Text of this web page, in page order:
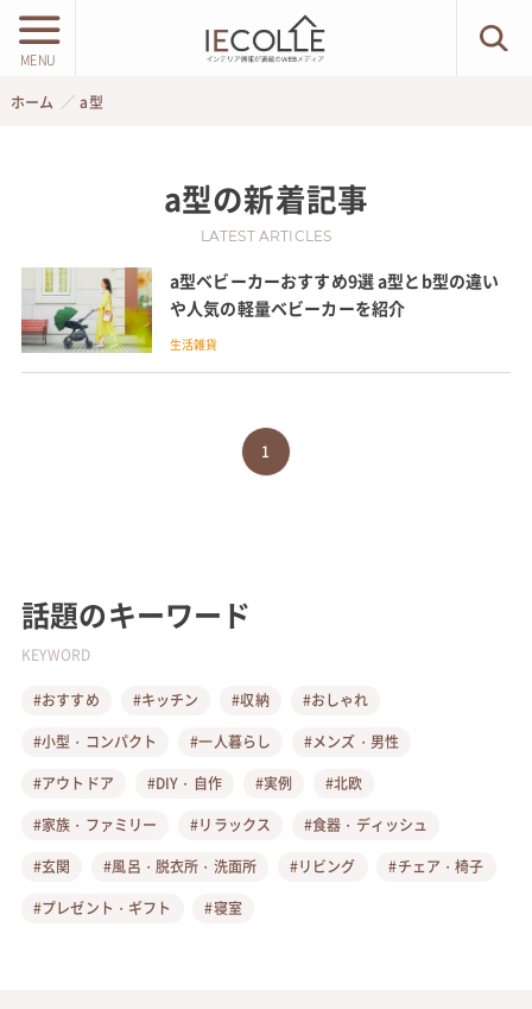
MENU
ホーム a型
a型の新着記事
LATEST ARTICLES
a型ベビーカーおすすめ9選 a型とb型の違い
や人気の軽量ベビーカーを紹介
生活雑貨
1
話題のキーワード
KEYWORD
#おすすめ #キッチン #収納
#おしゃれ
#小型・コンパクト
#一人暮らし
#メンズ・男性
#アウトドア
#DIY・自作 #実例
#北欧
#家族・ファミリー
#リラックス
#食器・ディッシュ
#玄関
#風呂・脱衣所・洗面所 #リビング
#チェア・椅子
#プレゼント・ギフト
#寝室